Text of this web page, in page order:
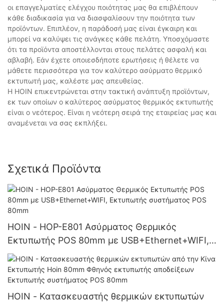
οι επαγγελματίες ελέγχου ποιότητας μας θα επιβλέπουν
κάθε διαδικασία για να διασφαλίσουν την ποιότητα των
προϊόντων. Επιπλέον, η παράδοσή μας είναι έγκαιρη και
μπορεί να καλύψει τις ανάγκες κάθε πελάτη. Υποσχόμαστε
ότι τα προϊόντα αποστέλλονται στους πελάτες ασφαλή και
αβλαβή. Εάν έχετε οποιεσδήποτε ερωτήσεις ή θέλετε να
μάθετε περισσότερα για τον καλύτερο ασύρματο θερμικό
εκτυπωτή μας, καλέστε μας απευθείας.
Η HOIN επικεντρώνεται στην τακτική ανάπτυξη προϊόντων,
εκ των οποίων ο καλύτερος ασύρματος θερμικός εκτυπωτής
είναι ο νεότερος. Είναι η νεότερη σειρά της εταιρείας μας και
αναμένεται να σας εκπλήξει.
Σχετικά Προϊόντα
HOIN - HOP-E801 Ασύρματος Θερμικός
Εκτυπωτής POS 80mm με USB+Ethernet+WIFI,
Εκτυπωτής συστήματος POS 80mm
HOIN - Κατασκευαστής θερμικών εκτυπωτών